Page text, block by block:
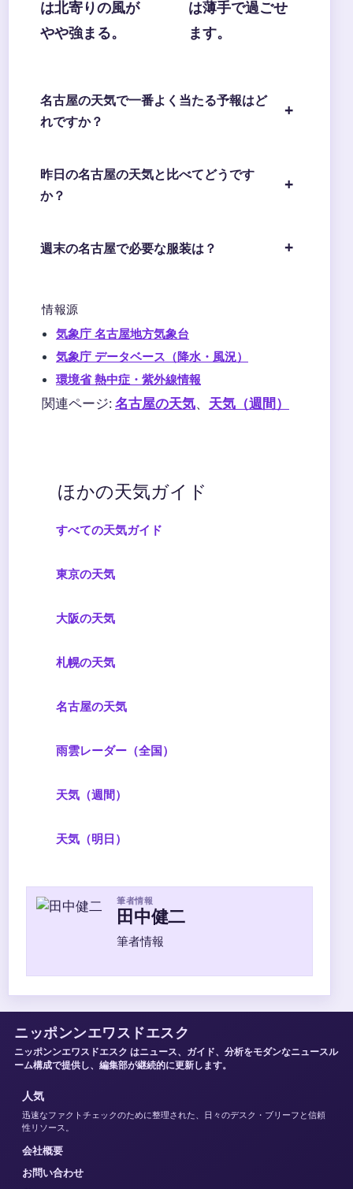
は北寄りの風が
やや強まる。
は薄手で過ごせ
ます。
名古屋の天気で一番よく当たる予報はど
れですか？
昨日の名古屋の天気と比べてどうです
か？
週末の名古屋で必要な服装は？
情報源
気象庁 名古屋地方気象台
気象庁 データベース（降水・風況）
環境省 熱中症・紫外線情報
関連ページ:名古屋の天気、 天気（週間）
ほかの天気ガイド
すべての天気ガイド
東京の天気
大阪の天気
札幌の天気
名古屋の天気
雨雲レーダー（全国）
天気（週間）
天気（明日）
筆者情報
田中健二
筆者情報
ニッポンンエワスドエスク
ニッポンンエワスドエスク はニュース、ガイド、分析をモダンなニュースル
ーム構成で提供し、編集部が継続的に更新します。
人気
迅速なファクトチェックのために整理された、日々のデスク・ブリーフと信頼
性リソース。
会社概要
お問い合わせ